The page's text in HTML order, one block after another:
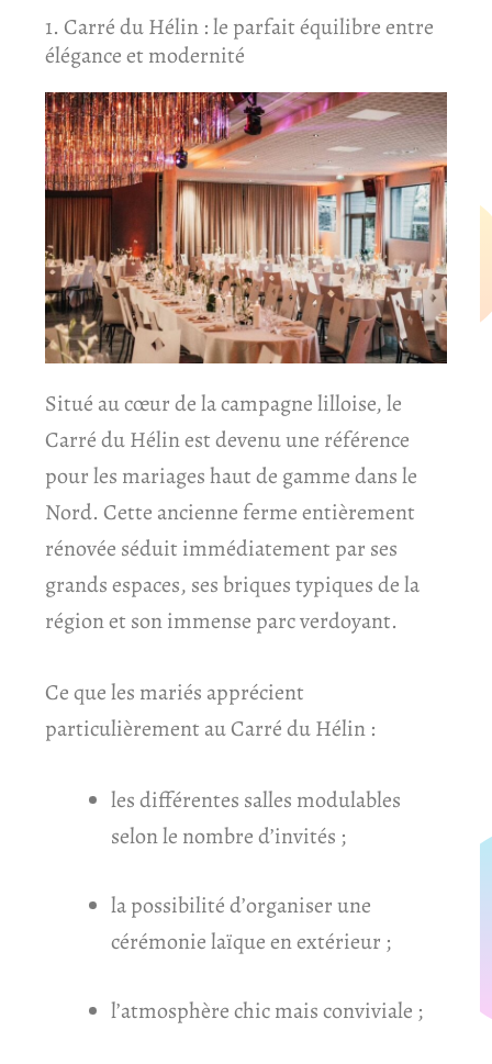
1. Carré du Hélin : le parfait équilibre entre
élégance et modernité
Situé au cœur de la campagne lilloise, le
Carré duHélinest devenu une référence
pour les mariages haut de gamme dans le
Nord. Cette ancienne ferme entièrement
rénovée séduit immédiatement par ses
grands espaces, ses briques typiques de la
région et son immense parc verdoyant.
Ce que les mariés apprécient
particulièrement au Carré du Hélin :
les différentes salles modulables
selon le nombre d’invités ;
la possibilité d’organiser une
cérémonie laïque en extérieur ;
l’atmosphère chic mais conviviale ;